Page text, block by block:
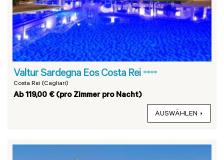
Valtur Sardegna Eos Costa Rei ****
Costa Rei (Cagliari)
Ab 119,00 € (pro Zimmer pro Nacht)
AUSWÄHLEN